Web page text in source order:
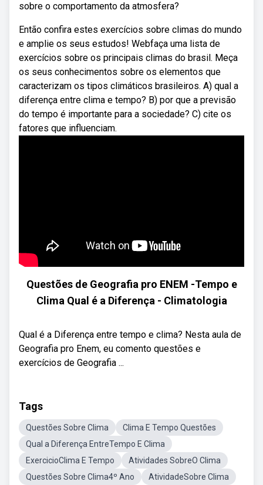
sobre o comportamento da atmosfera?
Então confira estes exercícios sobre climas do mundo
e amplie os seus estudos! Webfaça uma lista de
exercícios sobre os principais climas do brasil. Meça
os seus conhecimentos sobre os elementos que
caracterizam os tipos climáticos brasileiros. A) qual a
diferença entre clima e tempo? B) por que a previsão
do tempo é importante para a sociedade? C) cite os
fatores que influenciam.
Questões de Geografia pro ENEM -Tempo e
Clima Qual é a Diferença - Climatologia
Qual é a Diferença entre tempo e clima? Nesta aula de
Geografia pro Enem, eu comento questões e
exercícios de Geografia ...
Tags
Questões Sobre Clima
Clima E Tempo Questões
Qual a Diferença EntreTempo E Clima
ExercicioClima E Tempo
Atividades SobreO Clima
Questões Sobre Clima4º Ano
AtividadeSobre Clima